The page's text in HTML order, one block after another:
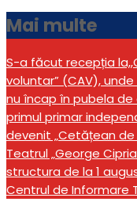
Mai multe
S-a făcut recepția
voluntar” (CAV),
nu încap în pubela de
primul primar
devenit „Cetățean de
Teatrul „George
structura de la 1
Centrul de Informare